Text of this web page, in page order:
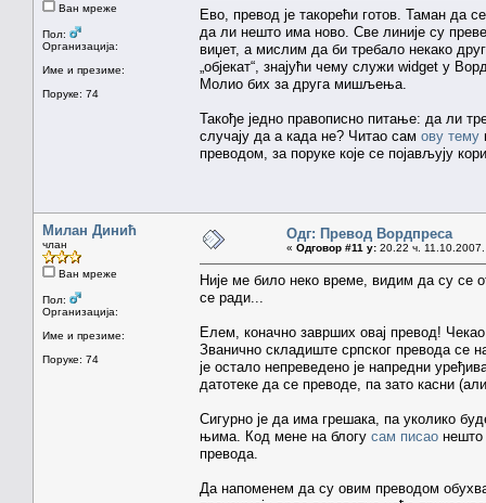
Ван мреже
Пол:
Организација:
Име и презиме:
Поруке: 74
Ево, превод је такорећи готов. Таман да
да ли нешто има ново. Све линије су
виџет, а мислим да би требало некако
„објекат“, знајући чему служи widget у
Молио бих за друга мишљења.
Такође једно правописно питање: да ли
случају да а када не? Читао сам ову тему
преводом, за поруке које се појављују
Милан Динић
члан
Ван мреже
Пол:
Организација:
Име и презиме:
Поруке: 74
Одг: Превод Вордпреса
« Одговор #11 у: 20.22 ч.
Није ме било неко време, видим да су се
се ради...
Елем, коначно заврших овај превод!
Званично складиште српског превода се
је остало непреведено је напредни
датотеке да се преводе, па зато касни
Сигурно је да има грешака, па уколико
њима. Код мене на блогу сам писао нешто
превода.
Да напоменем да су овим преводом